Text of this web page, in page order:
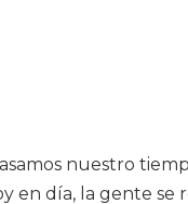
nuestro
en día, la gente se